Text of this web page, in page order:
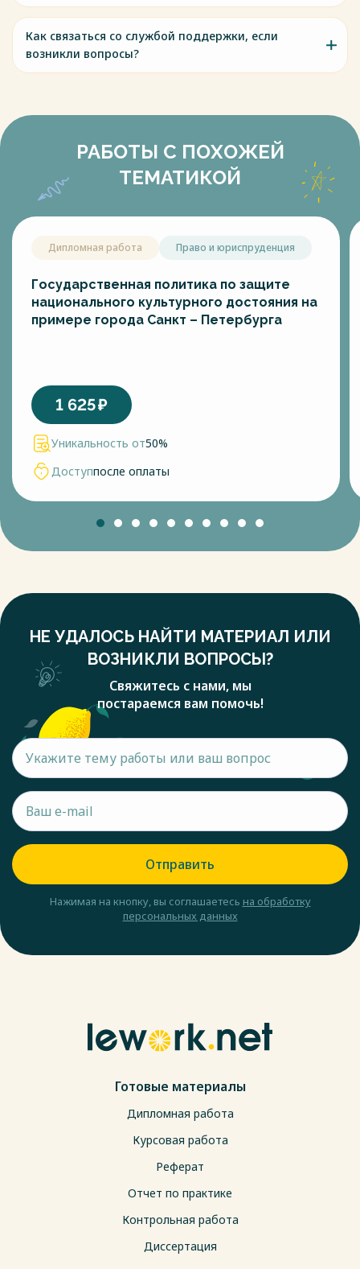
Как связаться со службой поддержки, если
возникли вопросы?
РАБОТЫ С ПОХОЖЕЙ
ТЕМАТИКОЙ
Дипломная работа Право и юриспруденция
Государственная политика по защите
национального культурного достояния на
примере города Санкт – Петербурга
1 625₽
Уникальность от50%
Доступпосле оплаты
НЕ УДАЛОСЬ НАЙТИ МАТЕРИАЛ ИЛИ
ВОЗНИКЛИ ВОПРОСЫ?
Свяжитесь с нами, мы
постараемся вам помочь!
Отправить
Нажимая на кнопку, вы соглашаетесь на обработку
персональных данных
Готовые материалы
Дипломная работа
Курсовая работа
Реферат
Отчет по практике
Контрольная работа
Диссертация